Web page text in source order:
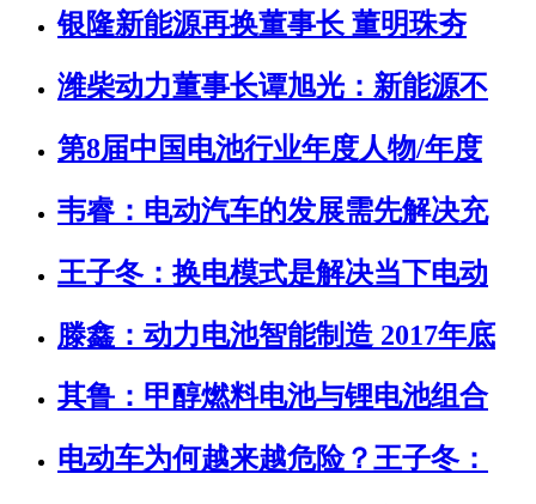
银隆新能源再换董事长 董明珠夯
潍柴动力董事长谭旭光：新能源不
第8届中国电池行业年度人物/年度
韦睿：电动汽车的发展需先解决充
王子冬：换电模式是解决当下电动
滕鑫：动力电池智能制造 2017年底
其鲁：甲醇燃料电池与锂电池组合
电动车为何越来越危险？王子冬：